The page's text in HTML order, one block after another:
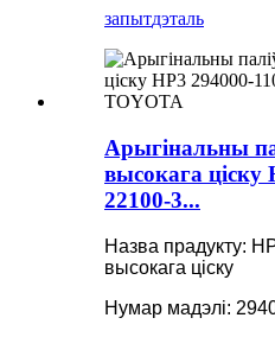
запытдэталь
Арыгінальны
высокага ціску
22100-3...
Назва прадукту:
высокага ціску
Нумар мадэлі: